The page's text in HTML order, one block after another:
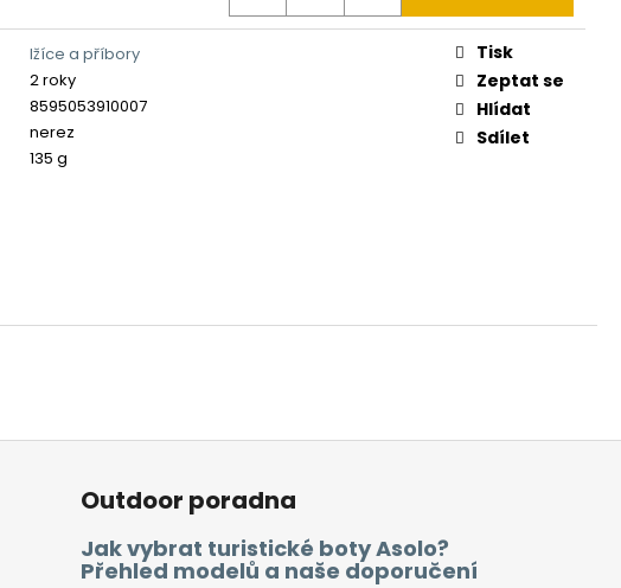
lžíce a příbory
2 roky
8595053910007
nerez
135 g
Tisk
Zeptat se
Hlídat
Sdílet
Outdoor poradna
Jak vybrat turistické boty Asolo?
Přehled modelů a naše doporučení